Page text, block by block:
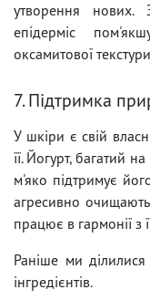
утворення
епідерміс
оксамитової
7. Підтримка
У шкіри є свій
її. Йогурт, багатий
м'яко підтримує
агресивно
працює в гармонії
Раніше ми ділилися
інгредієнтів.